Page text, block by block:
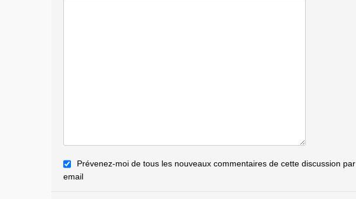
Prévenez-moi de tous les nouveaux commentaires de cette discussion par
email